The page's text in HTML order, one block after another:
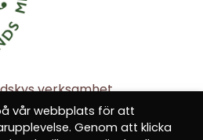
verksamhet
Brita Maria Renlunds
vår webbplats för att
Genom att klicka